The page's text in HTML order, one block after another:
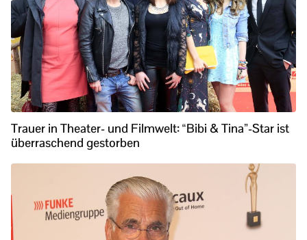
Trauer in Theater- und Filmwelt: “Bibi & Tina”-Star ist
überraschend gestorben